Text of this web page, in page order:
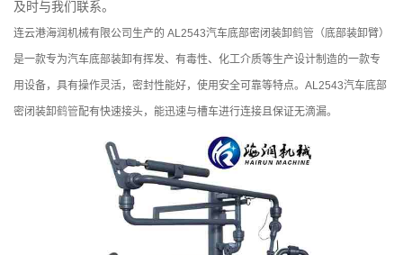
及时与我们联系。
连云港海润机械有限公司生产的 AL2543汽车底部密闭装卸鹤管 （底部装卸臂）
是一款专为汽车底部装卸有挥发、有毒性、化工介质等生产设计制造的一款专
用设备，具有操作灵活，密封性能好，使用安全可靠等特点。AL2543汽车底部
密闭装卸鹤管配有快速接头，能迅速与槽车进行连接且保证无滴漏。